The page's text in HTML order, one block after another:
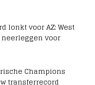
lonkt voor AZ: West
voor
Champions
transferrecord